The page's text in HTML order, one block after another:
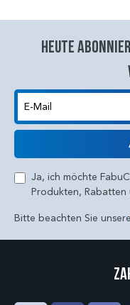
Heute
E-Mail
Ja, ich möchte
Produkten,
Bitte beachten Sie unsere